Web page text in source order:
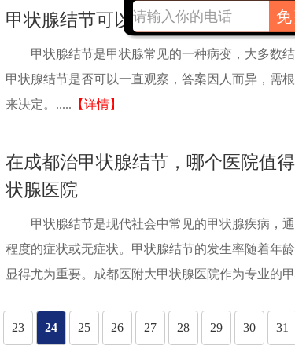
甲状腺结节可以一直观察吗?——成
甲状腺结节是甲状腺常见的一种病变，大多数
甲状腺结节是否可以一直观察，答案因人而异，需
来决定。..... 【详情】
在成都治甲状腺结节，哪个医院值
状腺医院
甲状腺结节是现代社会中常见的甲状腺疾病，
程度的症状或无症状。甲状腺结节的发生率随着年
显得尤为重要。成都医附大甲状腺医院作为专业的
23 24 25 26 27 28 29 30 31